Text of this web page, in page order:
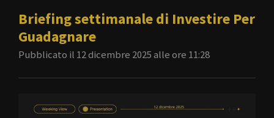
Briefing settimanale di Investire Per
Guadagnare
Pubblicato il 12 dicembre 2025 alle ore 11:28